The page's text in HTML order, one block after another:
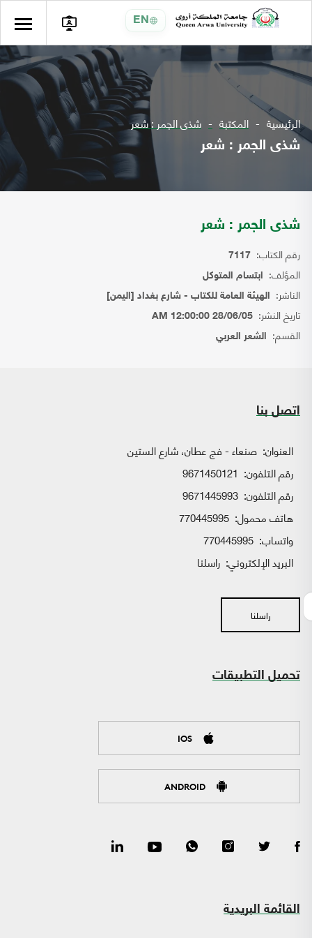
EN
الرئيسية المكتبة شذى الجمر : شعر
شذى الجمر : شعر
شذى الجمر : شعر
رقم الكتاب: 7117
المؤلف: ابتسام المتوكل
الناشر: الهيئة العامة للكتاب - شارع بغداد [اليمن]
تاريخ النشر: 28/06/05 12:00:00 AM
القسم: الشعر العربي
اتصل بنا
العنوان: صنعاء - فج عطان، شارع الستين
رقم التلفون: 9671450121
رقم التلفون: 9671445993
هاتف محمول: 770445995
واتساب:
البريد الإلكتروني: راسلنا
راسلنا
تحميل التطبيقات
IOS
ANDROID
القائمة البريدية